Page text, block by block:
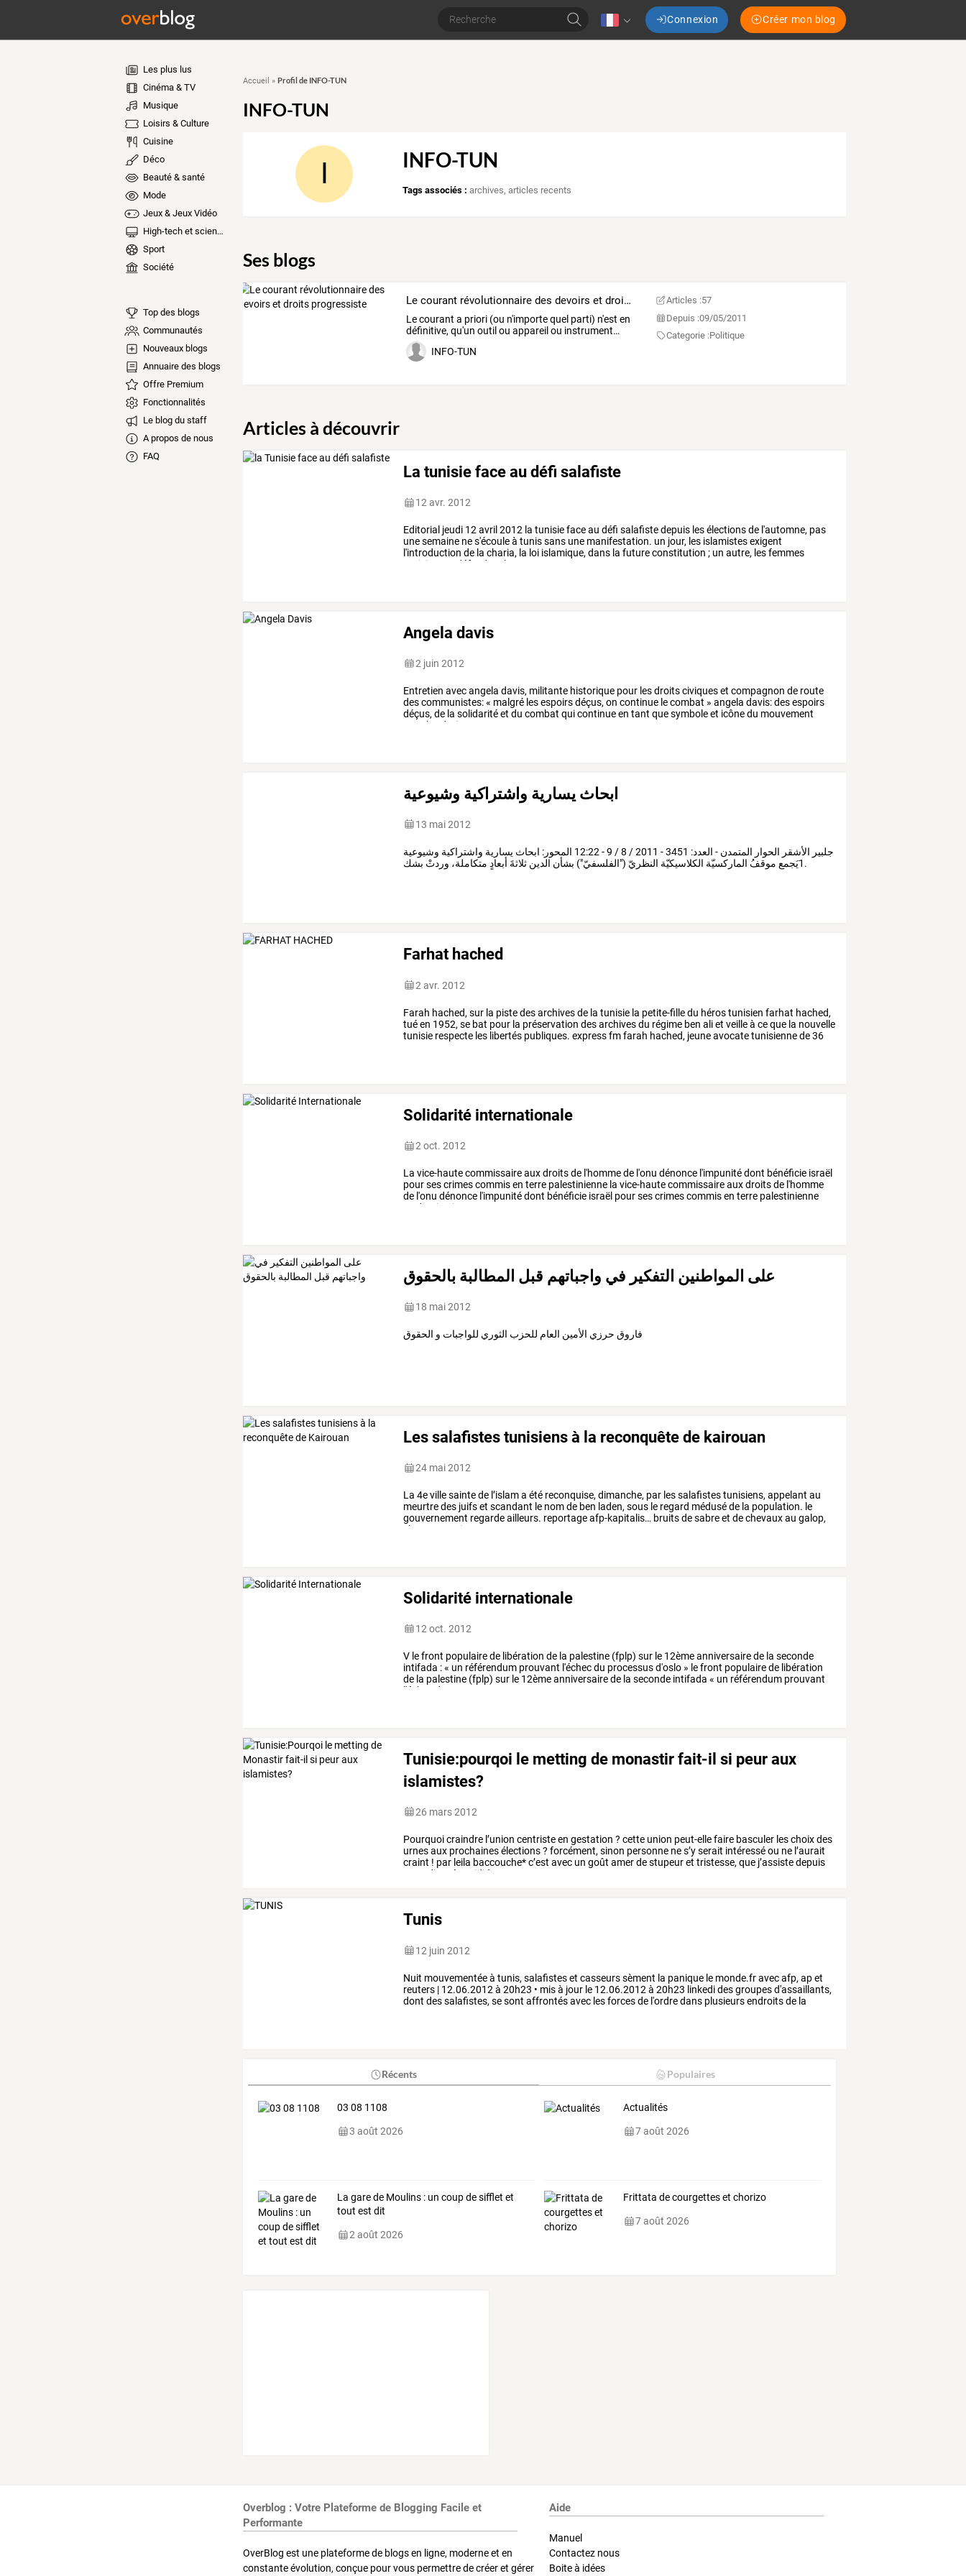
Connexion Créer mon blog
Les plus lus
Cinéma & TV
Musique
Loisirs & Culture
Cuisine
Déco
Beauté & santé
Mode
Jeux & Jeux Vidéo
High-tech et sciences
Sport
Société
Top des blogs
Communautés
Nouveaux blogs
Annuaire des blogs
Offre Premium
Fonctionnalités
Le blog du staff
A propos de nous
FAQ
Accueil » Profil de INFO-TUN
INFO-TUN
I INFO-TUN
Tags associés : archives,articles recents
Ses blogs
Le courant révolutionnaire des devoirs et droits progressiste
Lecourant a priori(ou n'importequel parti) n'est en
définitive,qu'un outil ou appareil ou instrument…
INFO-TUN
Articles :57
Depuis :09/05/2011
Categorie :Politique
Articles à découvrir
La tunisie face au défi salafiste
12 avr. 2012
Editorial jeudi 12 avril 2012 la tunisiefaceau défi salafistedepuis lesélectionsde l'automne, pas
unesemaine nes'écouleà tunissans une manifestation. un jour, les islamistesexigent
l'introduction de la charia, la loi islamique, dans la futureconstitution ; un autre, lesfemmes
tunisiennes
défendent leur
Angela davis
2 juin 2012
Entretien avecangela davis, militante historique pour lesdroitsciviqueset compagnon de route
descommunistes:« malgré lesespoirsdéçus, on continue lecombat » angela davis:desespoirs
déçus, de la solidaritéet du combat quicontinueen tant quesymboleet icônedu mouvement
les droits
ابحاث يسارية واشتراكية وشيوعية
13 mai 2012
جلبير الأشقر الحوار المتمدن - العدد: 3451 - 2011 / 8 / 9 - 12:22 المحور: ابحاث يسارية واشتراكية وشيوعية
.1يَجمع موقفُ الماركسيّة الكلاسيكيّة النظريّ ("الفلسفيّ") بشأن الدين ثلاثةَ أبعادٍ متكاملة، وردتْ بشك
Farhat hached
2 avr. 2012
Farah hached, sur la pistedesarchivesde la tunisie la petite-filledu hérostunisien farhat hached,
tuéen 1952, se bat pour la préservation desarchivesdu régime ben aliet veilleà ceque la nouvelle
tunisie respecte les libertés publiques. expressfmfarah hached, jeuneavocatetunisiennede36
Solidarité internationale
2 oct. 2012
La vice-hautecommissaireauxdroitsde l'hommede l'onu dénonce l'impunitédont bénéficie israël
poursescrimescommisen terre palestinienne la vice-hautecommissaireauxdroitsde l'homme
de l'onu dénonce l'impunitédont bénéficie israël poursescrimescommisen terre palestinienne
traduction
jc
على المواطنين التفكير في واجباتهم قبل المطالبة بالحقوق
18 mai 2012
فاروق حرزي الأمين العام للحزب الثوري للواجبات و الحقوق
Les salafistes tunisiens à la reconquête de kairouan
24 mai 2012
La 4evillesaintede l’islama été reconquise, dimanche, par lessalafistestunisiens, appelant au
meurtredes juifset scandant le nomde ben laden, sous le regard méduséde la population. le
gouvernement regardeailleurs. reportageafp-kapitalis… bruitsdesabreet dechevauxau galop,
chants
guerriers,
Solidarité internationale
12 oct. 2012
V lefront populairede libération de la palestine (fplp) sur le 12èmeanniversairede la seconde
intifada :« un référendum prouvant l'échecdu processusd'oslo » lefront populairede libération
de la palestine (fplp) sur le 12èmeanniversairede la seconde intifada « un référendum prouvant
l'échec
du
Tunisie:pourqoi le metting de monastir fait-il si peur aux
islamistes?
26 mars 2012
Pourquoicraindre l’union centristeen gestation ? cette union peut-ellefaire basculer leschoixdes
urnesaux prochainesélections? forcément, sinon personne nes’yserait intéresséou ne l’aurait
craint ! par leila baccouche*c’est avec un goût amerdestupeuret tristesse, que j’assistedepuis
samedi après-midi à
Tunis
12 juin 2012
Nuit mouvementéeà tunis, salafisteset casseurssèment la panique le monde.fravecafp, apet
reuters | 12.06.2012 à 20h23 • misà jour le 12.06.2012 à 20h23 linkedidesgroupesd'assaillants,
dont dessalafistes, sesont affrontésavec lesforcesde l'ordredans plusieursendroitsde la
Récents Populaires
03 08 1108
3 août 2026
Actualités
7 août 2026
La gare de Moulins : un coup de sifflet et
tout est dit
2 août 2026
Frittata de courgettes et chorizo
7 août 2026
Overblog : Votre Plateforme de Blogging Facile et
Performante
OverBlog est une plateforme de blogs en ligne, moderne et en
constante évolution, conçue pour vous permettre de créer et gérer
Aide
Manuel
Contactez nous
Boite à idées